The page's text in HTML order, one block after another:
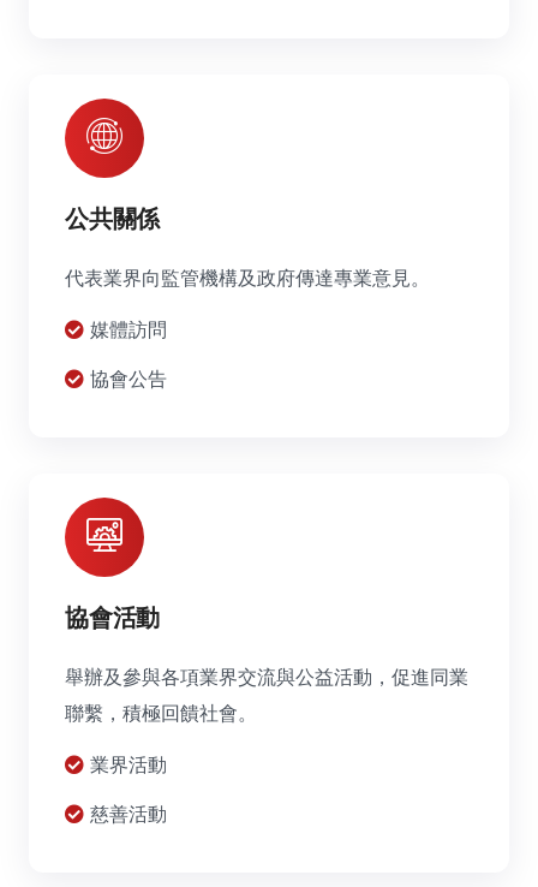
公共關係
代表業界向監管機構及政府傳達專業意見。
媒體訪問
協會公告
協會活動
舉辦及參與各項業界交流與公益活動，促進同業
聯繫，積極回饋社會。
業界活動
慈善活動